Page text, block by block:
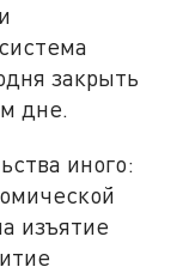
закрыть
дне.
иного:
изъятие